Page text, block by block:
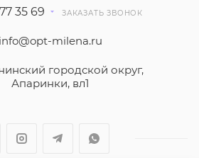
35 69 ЗАКАЗАТЬ ЗВОНОК
info@opt-milena.ru
городской округ,
Апаринки, вл1